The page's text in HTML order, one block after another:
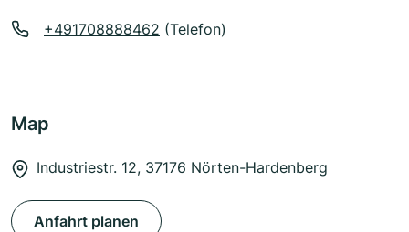
+491708888462 (Telefon)
Map
Industriestr. 12, 37176 Nörten-Hardenberg
Anfahrt planen